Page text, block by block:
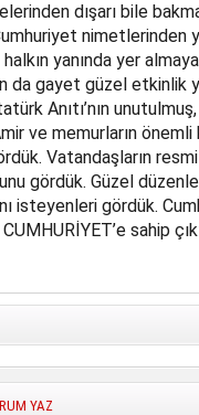
dışarı bile
nimetlerinden
yanında yer
da gayet güzel etkinlik
Anıtı’nın
ve memurların önemli
Vatandaşların
gördük. Güzel
isteyenleri gördük.
sahip
YAZ